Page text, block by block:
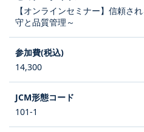
【オンラインセミナー】信頼さ
守と品質管理～
14,300
101-1